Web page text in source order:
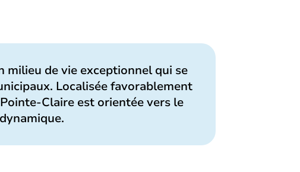
milieu de vie exceptionnel qui se
Localisée favorablement
Claire est orientée vers le